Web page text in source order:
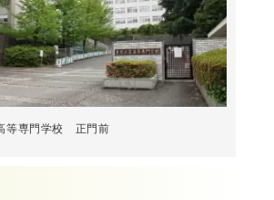
等専門学校 正門前